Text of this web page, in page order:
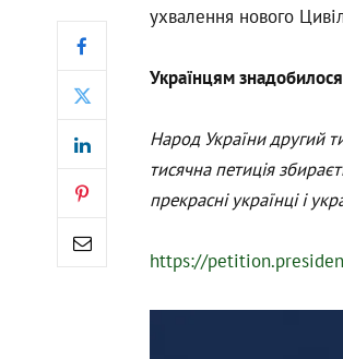
ухвалення нового
Українцям
Народ України другий
тисячна петиція
прекрасні українці і
https://